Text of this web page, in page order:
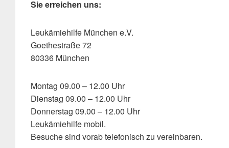
Sie erreichen uns:
Leukämiehilfe München e.V.
Goethestraße 72
80336 München
Montag 09.00 – 12.00 Uhr
Dienstag 09.00 – 12.00 Uhr
Donnerstag 09.00 – 12.00 Uhr
Leukämiehilfe mobil.
Besuche sind vorab telefonisch zu vereinbaren.